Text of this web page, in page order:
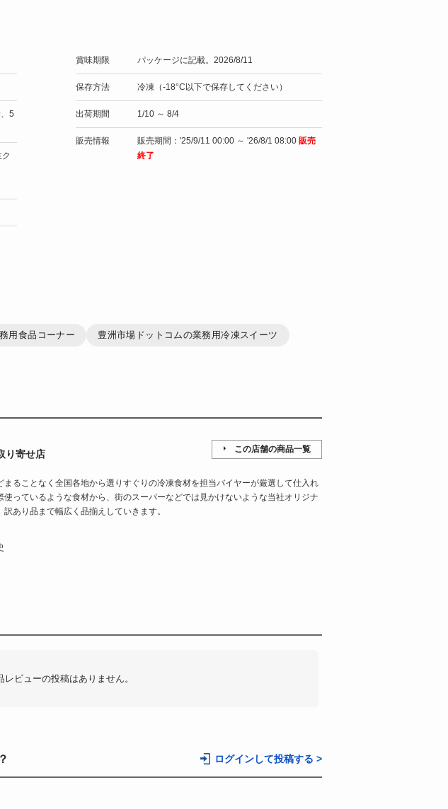
5
賞味期限 パッケージに記載。2026/8/11
保存方法 冷凍（-18°C以下で保存してください）
出荷期間 1/10 ～ 8/4
販売情報 販売期間：'25/9/11 00:00 ～ '26/8/1 08:00 販売
終了
用食品コーナー 豊洲市場ドットコムの業務用冷凍スイーツ
り寄せ店 この店舗の商品一覧
まることなく全国各地から選りすぐりの冷凍食材を担当バイヤーが厳選して仕入れ
使っているような食材から、街のスーパーなどでは見かけないような当社オリジナ
訳あり品まで幅広く品揃えしていきます。
レビューの投稿はありません。
ログインして投稿する >